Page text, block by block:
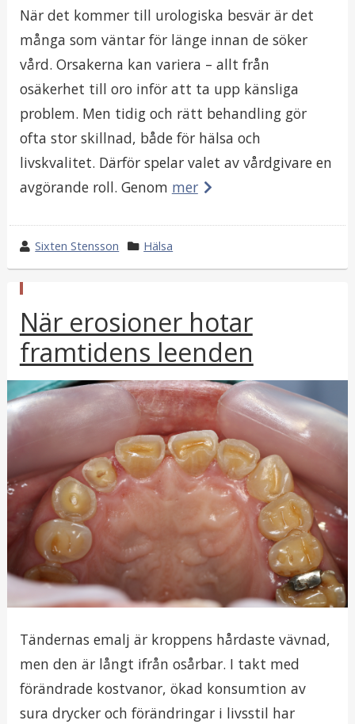
När det kommer till urologiska besvär är det
många som väntar för länge innan de söker
vård. Orsakerna kan variera – allt från
osäkerhet till oro inför att ta upp känsliga
problem. Men tidig och rätt behandling gör
ofta stor skillnad, både för hälsa och
livskvalitet. Därför spelar valet av vårdgivare en
avgörande roll. Genom mer
w
r
e
b
y
Sixten Stensson
k
a
g
o
r
i
i
Hälsa
u
b
l
i
c
e
r
a
t
När erosioner hotar
framtidens leenden
Tändernas emalj är kroppens hårdaste vävnad,
men den är långt ifrån osårbar. I takt med
förändrade kostvanor, ökad konsumtion av
sura drycker och förändringar i livsstil har